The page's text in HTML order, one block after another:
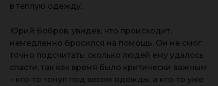
в теплую одежду.
Юрий Бобров, увидев, что происходит,
немедленно бросился на помощь. Он не смог
точно подсчитать, сколько людей ему удалось
спасти, так как время было критически важным
– кто-то тонул под весом одежды, а кто-то уже